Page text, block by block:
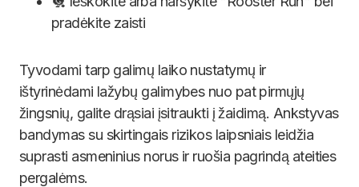
pradėkite zaisti
Tyvodami tarp galimų laiko nustatymų ir
ištyrinėdami lažybų galimybes nuo pat pirmųjų
žingsnių, galite drąsiai įsitraukti į žaidimą. Ankstyvas
bandymas su skirtingais rizikos laipsniais leidžia
suprasti asmeninius norus ir ruošia pagrindą ateities
pergalėms.